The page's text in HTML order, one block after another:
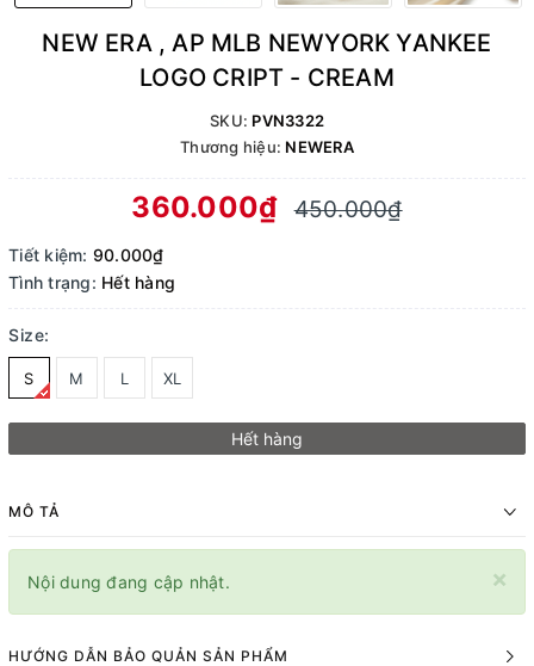
NEW ERA , AP MLB NEWYORK YANKEE
LOGO CRIPT - CREAM
SKU: PVN3322
Thương hiệu: NEWERA
360.000₫ 450.000₫
Tiết kiệm: 90.000₫
Tình trạng: Hết hàng
Size:
S M L XL
Hết hàng
MÔ TẢ
×
Nội dung đang cập nhật.
HƯỚNG DẪN BẢO QUẢN SẢN PHẨM